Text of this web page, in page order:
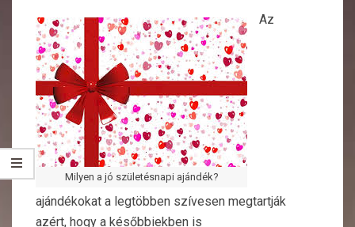
Milyen a jó születésnapi ajándék?
Az
ajándékokat a legtöbben szívesen megtartják
azért, hogy a későbbiekben is